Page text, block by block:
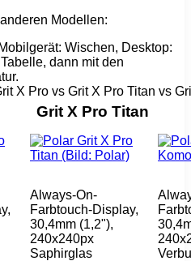
Modellen:
Wischen, Desktop:
dann mit den
X Pro vs Grit X Pro Titan vs
Grit X Pro Titan
Always-On-
Farbtouch-Display,
30,4mm (1,2"),
240x240px
Saphirglas